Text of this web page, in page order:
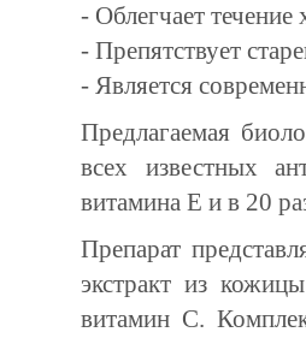
- Облегчает
- Препятствует
- Является
Предлагаемая
всех известных
витамина Е и в 20
Препарат
экстракт из
витамин С.